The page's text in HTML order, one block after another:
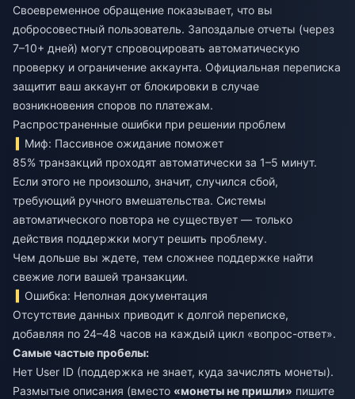
Своевременное обращение показывает, что вы
добросовестный пользователь. Запоздалые отчеты (через
7–10+ дней) могут спровоцировать автоматическую
проверку и ограничение аккаунта. Официальная переписка
защитит ваш аккаунт от блокировки в случае
возникновения споров по платежам.
Распространенные ошибки при решении проблем
Миф: Пассивное ожидание поможет
85% транзакций проходят автоматически за 1–5 минут.
Если этого не произошло, значит, случился сбой,
требующий ручного вмешательства. Системы
автоматического повтора не существует — только
действия поддержки могут решить проблему.
Чем дольше вы ждете, тем сложнее поддержке найти
свежие логи вашей транзакции.
Ошибка: Неполная документация
Отсутствие данных приводит к долгой переписке,
добавляя по 24–48 часов на каждый цикл «вопрос-ответ».
Самые частые пробелы:
Нет User ID (поддержка не знает, куда зачислять монеты).
Размытые описания (вместо «монеты не пришли» пишите